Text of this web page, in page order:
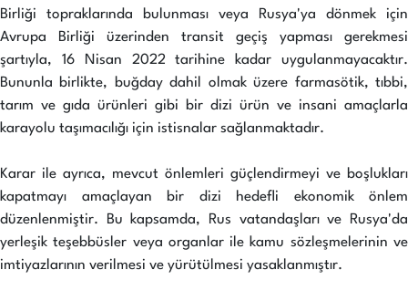
Birliği topraklarında bulunması veya Rusya'ya dönmek için
Avrupa Birliği üzerinden transit geçiş yapması gerekmesi
şartıyla, 16 Nisan 2022 tarihine kadar uygulanmayacaktır.
Bununla birlikte, buğday dahil olmak üzere farmasötik, tıbbi,
tarım ve gıda ürünleri gibi bir dizi ürün ve insani amaçlarla
karayolu taşımacılığı için istisnalar sağlanmaktadır.
Karar ile ayrıca, mevcut önlemleri güçlendirmeyi ve boşlukları
kapatmayı amaçlayan bir dizi hedefli ekonomik önlem
düzenlenmiştir. Bu kapsamda, Rus vatandaşları ve Rusya'da
yerleşik teşebbüsler veya organlar ile kamu sözleşmelerinin ve
imtiyazlarının verilmesi ve yürütülmesi yasaklanmıştır.